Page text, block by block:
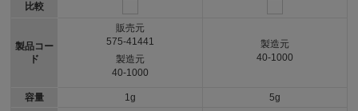
比較
製品コー
ド
容量
販売元
575-41441
製造元
40-1000
1g
製造元
40-1000
5g